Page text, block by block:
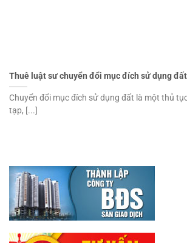
Thuê luật sư chuyển đổi mục đích sử dụng đất
Chuyển đổi mục đích sử dụng đất là một thủ
tạp, [...]